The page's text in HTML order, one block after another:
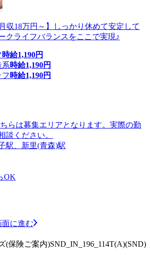
収18万円～】しっかり休めて安定して
クライフバランスをここで実現♪
時給1,190円
系時給1,190円
時給1,190円
らは募集エリアとなります。実際の勤
談ください。
駅、新里(青森)駅
OK
面に進む
(保険ご案内)SND_IN_196_114T(A)(SND)